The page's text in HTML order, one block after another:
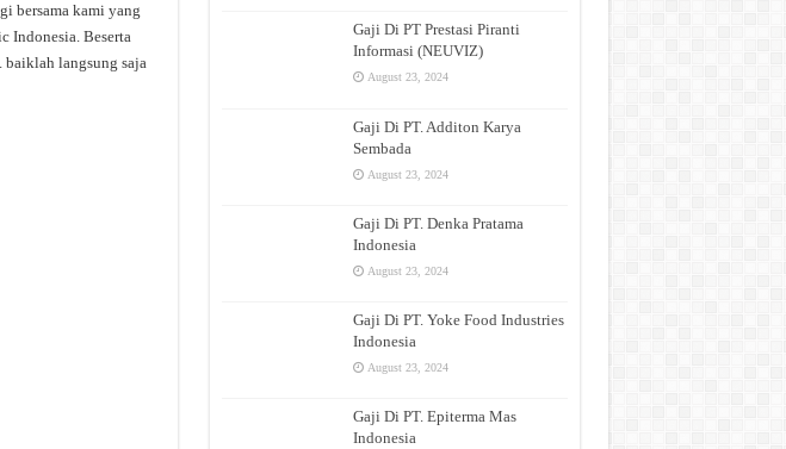
bersama kami yang
Indonesia. Beserta
langsung saja
Gaji Di PT Prestasi Piranti
Informasi (NEUVIZ)
August 23, 2024
Gaji Di PT. Additon Karya
Sembada
August 23, 2024
Gaji Di PT. Denka Pratama
Indonesia
August 23, 2024
Gaji Di PT. Yoke Food Industries
Indonesia
August 23, 2024
Gaji Di PT. Epiterma Mas
Indonesia